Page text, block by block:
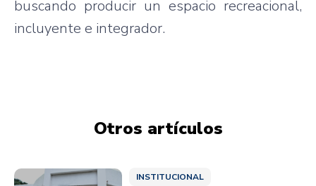
buscando producir un espacio recreacional,
incluyente e integrador.
Otros artículos
INSTITUCIONAL